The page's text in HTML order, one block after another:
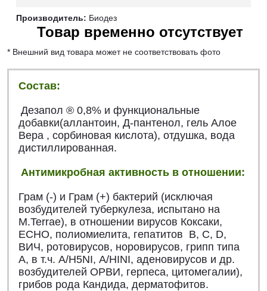
Производитель: Биодез
Товар временно отсутствует
* Внешний вид товара может не соответствовать фото
Состав:
Дезапол ® 0,8% и функциональные
добавки(аллантоин, Д-пантенол, гель Алое
Вера , сорбиновая кислота), отдушка, вода
дистиллированная.
Антимикробная активность в отношении:
Грам (-) и Грам (+) бактерий (исключая
возбудителей туберкулеза, испытано на
М.Terrae), в отношении вирусов Коксаки,
ЕСНО, полиомиелита, гепатитов В, С, D,
ВИЧ, ротовирусов, норовирусов, грипп типа
А, в т.ч. A/H5NI, A/HINI, аденовирусов и др.
возбудителей ОРВИ, герпеса, цитомегалии),
грибов рода Кандида, дерматофитов.